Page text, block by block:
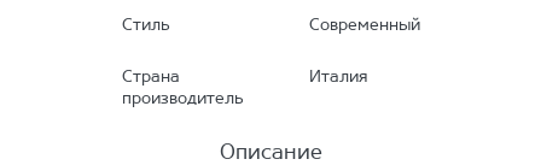
Стиль Современный
Страна
производитель
Италия
Описание